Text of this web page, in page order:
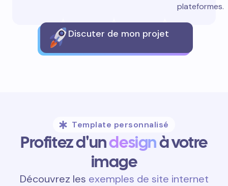
plateformes.
Discuter de mon projet
Template personnalisé
Profitez d'undesignà votre
image
Découvrez les exemples de site internet